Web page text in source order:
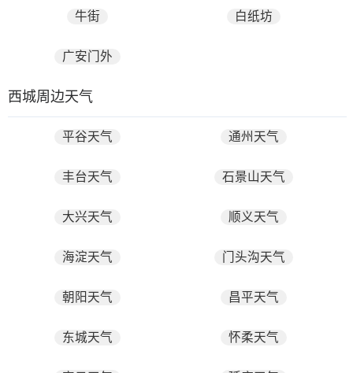
牛街 白纸坊
广安门外
西城周边天气
平谷天气 通州天气
丰台天气 石景山天气
大兴天气 顺义天气
海淀天气 门头沟天气
朝阳天气 昌平天气
东城天气 怀柔天气